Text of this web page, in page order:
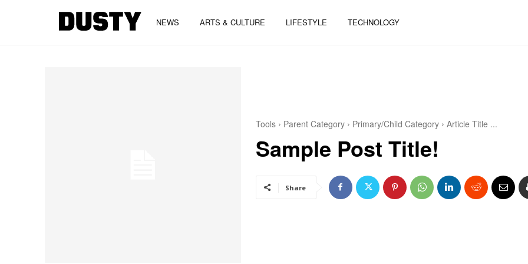
NEWS ARTS & CULTURE LIFESTYLE TECHNOLOGY
Tools Parent Category Primary/Child Category Article Title ...
Sample Post Title!
Share